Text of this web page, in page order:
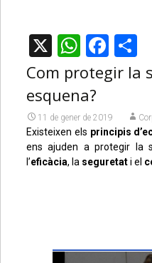
X
Com protegir la
esquena?
11 de gener de 2019
Existeixen els principis
ens ajuden a protegir la
l’eficàcia, la seguretati el